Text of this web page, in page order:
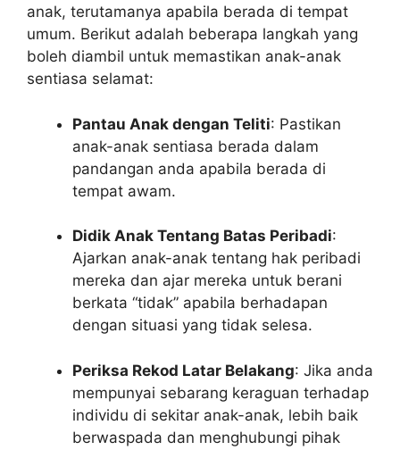
anak, terutamanya apabila berada di tempat
umum. Berikut adalah beberapa langkah yang
boleh diambil untuk memastikan anak-anak
sentiasa selamat:
Pantau Anak dengan Teliti: Pastikan
anak-anak sentiasa berada dalam
pandangan anda apabila berada di
tempat awam.
Didik Anak Tentang Batas Peribadi:
Ajarkan anak-anak tentang hak peribadi
mereka dan ajar mereka untuk berani
berkata “tidak” apabila berhadapan
dengan situasi yang tidak selesa.
Periksa Rekod Latar Belakang: Jika anda
mempunyai sebarang keraguan terhadap
individu di sekitar anak-anak, lebih baik
berwaspada dan menghubungi pihak